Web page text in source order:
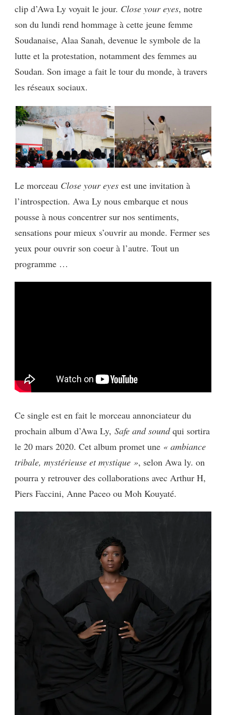
clip d’Awa Ly voyait le jour. Close your eyes, notre
son du lundi rend hommage à cette jeune femme
Soudanaise, Alaa Sanah, devenue le symbole de la
lutte et la protestation, notamment des femmes au
Soudan. Son image a fait le tour du monde, à travers
les réseaux sociaux.
Le morceau Close your eyes est une invitation à
l’introspection. Awa Ly nous embarque et nous
pousse à nous concentrer sur nos sentiments,
sensations pour mieux s’ouvrir au monde. Fermer ses
yeux pour ouvrir son coeur à l’autre. Tout un
programme …
Ce single est en fait le morceau annonciateur du
prochain album d’Awa Ly, Safe and soundqui sortira
le 20 mars 2020. Cet album promet une « ambiance
tribale, mystérieuse et mystique », selon Awa ly. on
pourra y retrouver des collaborations avec Arthur H,
Piers Faccini, Anne Paceo ou Moh Kouyaté.